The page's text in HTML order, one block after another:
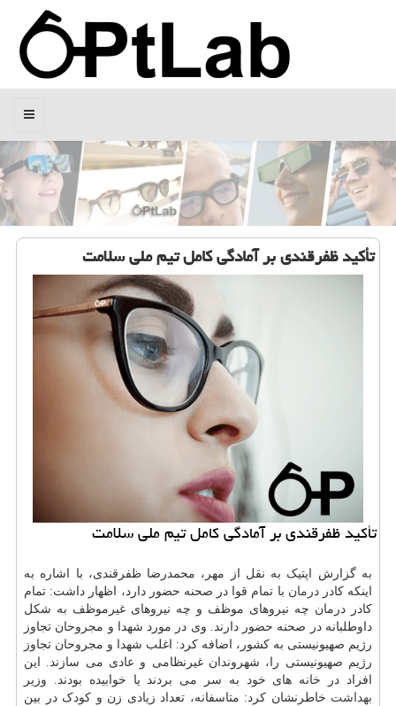
منو
تأکید ظفرقندی بر آمادگی کامل تیم ملی سلامت
تأکید ظفرقندی بر آمادگی کامل تیم ملی سلامت
به گزارش اپتیک به نقل از مهر، محمدرضا ظفرقندی، با اشاره به
اینکه کادردرمان با تمام قوا در صحنه حضور دارد، اظهار داشت: تمام
کادر درمان چه نیروهای موظف و چه نیروهای غیرموظف به شکل
داوطلبانه در صحنه حضور دارند. وی در مورد شهدا و مجروحان تجاوز
رژیم صهیونیستی به کشور، اضافه کرد: اغلب شهدا و مجروحان تجاوز
رژیم صهیونیستی را، شهروندان غیرنظامی و عادی می سازند. این
افراد در خانه های خود به سر می بردند یا خوابیده بودند. وزیر
بهداشت خاطرنشان کرد: متاسفانه، تعداد زیادی زن و کودک در بین